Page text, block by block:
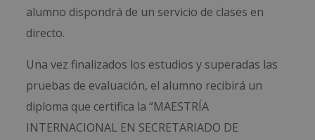
alumno dispondrá de un servicio de clases en
directo.
Una vez finalizados los estudios y superadas las
pruebas de evaluación, el alumno recibirá un
diploma que certifica la “MAESTRÍA
INTERNACIONAL EN SECRETARIADO DE